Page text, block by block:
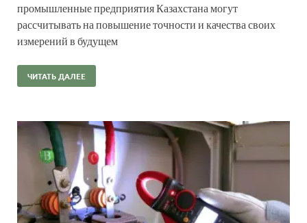
промышленные предприятия Казахстана могут
рассчитывать на повышение точности и качества своих
измерений в будущем
ЧИТАТЬ ДАЛЕЕ